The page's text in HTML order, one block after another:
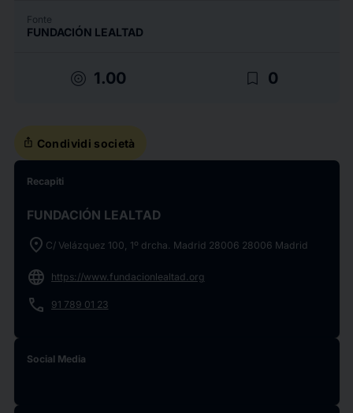
Fonte
FUNDACIÓN LEALTAD
target 1.00 bookmark_border 0
ios_share Condividi società
Recapiti
FUNDACIÓN LEALTAD
location_on C/ Velázquez 100, 1º drcha. Madrid 28006 28006 Madrid
language https://www.fundacionlealtad.org
phone 91 789 01 23
Social Media